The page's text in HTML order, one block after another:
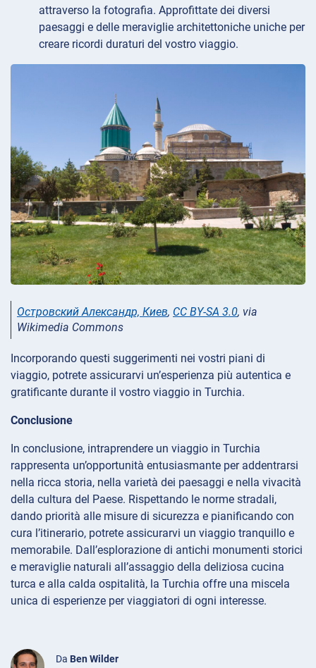
attraverso la fotografia. Approfittate dei diversi
paesaggi e delle meraviglie architettoniche uniche per
creare ricordi duraturi del vostro viaggio.
Островский Александр, Киев, CC BY-SA 3.0, via
Wikimedia Commons
Incorporando questi suggerimenti nei vostri piani di
viaggio, potrete assicurarvi un’esperienza più autentica e
gratificante durante il vostro viaggio in Turchia.
Conclusione
In conclusione, intraprendere un viaggio in Turchia
rappresenta un’opportunità entusiasmante per addentrarsi
nella ricca storia, nella varietà dei paesaggi e nella vivacità
della cultura del Paese. Rispettando le norme stradali,
dando priorità alle misure di sicurezza e pianificando con
cura l’itinerario, potrete assicurarvi un viaggio tranquillo e
memorabile. Dall’esplorazione di antichi monumenti storici
e meraviglie naturali all’assaggio della deliziosa cucina
turca e alla calda ospitalità, la Turchia offre una miscela
unica di esperienze per viaggiatori di ogni interesse.
Da Ben Wilder